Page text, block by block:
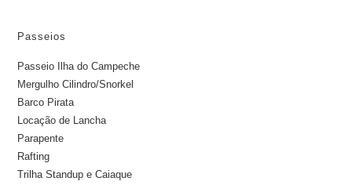
Passeios
Passeio Ilha do Campeche
Mergulho Cilindro/Snorkel
Barco Pirata
Locação de Lancha
Parapente
Rafting
Trilha Standup e Caiaque